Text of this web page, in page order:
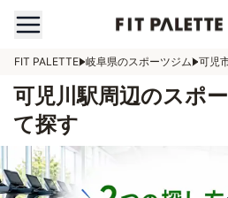
FIT PALETTE 岐阜県のスポーツジム 可児
可児川駅周辺のスポ
て探す